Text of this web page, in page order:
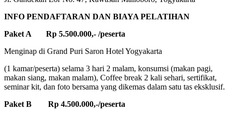
INFO PENDAFTARAN DAN BIAYA PELATIHAN
Paket A Rp 5.500.000,- /peserta
Menginap di Grand Puri Saron Hotel Yogyakarta
(1 kamar/peserta) selama 3 hari 2 malam, konsumsi (makan pagi,
makan siang, makan malam), Coffee break 2 kali sehari, sertifikat,
seminar kit, dan foto bersama yang dikemas dalam satu tas eksklusif.
Paket B Rp 4.500.000,-/peserta